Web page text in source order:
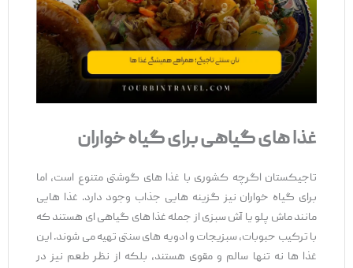
غذا های گیاهی برای گیاه‌ خواران
تاجیکستان اگرچه کشوری با غذا های گوشتی متنوع است، اما
برای گیاه‌ خواران نیز گزینه‌ هایی جذاب وجود دارد. غذا هایی
مانند ماش ‌پلو یا آش سبزی از جمله غذا های گیاهی ‌ای هستند که
با ترکیب حبوبات، سبزیجات و ادویه ‌های سنتی تهیه می‌ شوند. این
غذا ها نه تنها سالم و مقوی هستند، بلکه از نظر طعم نیز در